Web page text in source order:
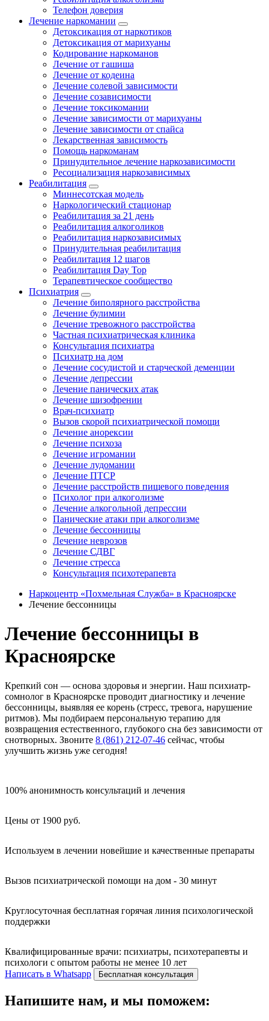
Телефон доверия
Лечение наркомании
Детоксикация от наркотиков
Детоксикация от марихуаны
Кодирование наркоманов
Лечение от гашиша
Лечение от кодеина
Лечение солевой зависимости
Лечение созависимости
Лечение токсикомании
Лечение зависимости от марихуаны
Лечение зависимости от спайса
Лекарственная зависимость
Помощь наркоманам
Принудительное лечение наркозависимости
Ресоциализация наркозависимых
Реабилитация
Миннесотская модель
Наркологический стационар
Реабилитация за 21 день
Реабилитация алкоголиков
Реабилитация наркозависимых
Принудительная реабилитация
Реабилитация 12 шагов
Реабилитация Day Top
Терапевтическое сообщество
Психиатрия
Лечение биполярного расстройства
Лечение булимии
Лечение тревожного расстройства
Частная психиатрическая клиника
Консультация психиатра
Психиатр на дом
Лечение сосудистой и старческой деменции
Лечение депрессии
Лечение панических атак
Лечение шизофрении
Врач-психиатр
Вызов скорой психиатрической помощи
Лечение анорексии
Лечение психоза
Лечение игромании
Лечение лудомании
Лечение ПТСР
Лечение расстройств пищевого поведения
Психолог при алкоголизме
Лечение алкогольной депрессии
Панические атаки при алкоголизме
Лечение бессонницы
Лечение неврозов
Лечение СДВГ
Лечение стресса
Консультация психотерапевта
Наркоцентр «Похмельная Служба» в Красноярске
Лечение бессонницы
Лечение бессонницы в
Красноярске
Крепкий сон — основа здоровья и энергии. Наш психиатр-
сомнолог в Красноярске проводит диагностику и лечение
бессонницы, выявляя ее корень (стресс, тревога, нарушение
ритмов). Мы подбираем персональную терапию для
возвращения естественного, глубокого сна без зависимости от
снотворных. Звоните 8 (861) 212-07-46 сейчас, чтобы
улучшить жизнь уже сегодня!
100% анонимность консультаций и лечения
Цены от 1900 руб.
Используем в лечении новейшие и качественные препараты
Вызов психиатрической помощи на дом - 30 минут
Круглосуточная бесплатная горячая линия психологической
поддержки
Квалифицированные врачи: психиатры, психотерапевты и
психологи с опытом работы не менее 10 лет
Написать в Whatsapp
Бесплатная консультация
Напишите нам, и мы поможем: